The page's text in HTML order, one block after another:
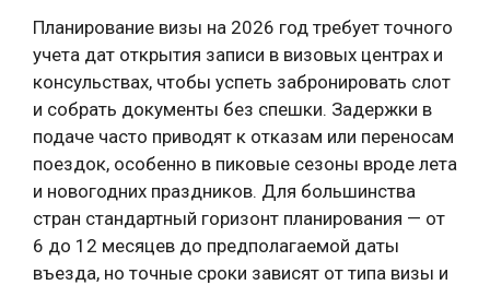
Планирование визы на 2026 год требует точного
учета дат открытия записи в визовых центрах и
консульствах, чтобы успеть забронировать слот
и собрать документы без спешки. Задержки в
подаче часто приводят к отказам или переносам
поездок, особенно в пиковые сезоны вроде лета
и новогодних праздников. Для большинства
стран стандартный горизонт планирования — от
6 до 12 месяцев до предполагаемой даты
въезда, но точные сроки зависят от типа визы и